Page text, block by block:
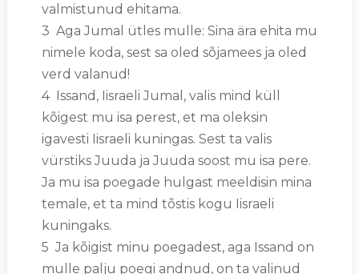
valmistunud ehitama.
3 Aga Jumal ütles mulle: Sina ära ehita mu
nimele koda, sest sa oled sõjamees ja oled
verd valanud!
4 Issand, Iisraeli Jumal, valis mind küll
kõigest mu isa perest, et ma oleksin
igavesti Iisraeli kuningas. Sest ta valis
vürstiks Juuda ja Juuda soost mu isa pere.
Ja mu isa poegade hulgast meeldisin mina
temale, et ta mind tõstis kogu Iisraeli
kuningaks.
5 Ja kõigist minu poegadest, aga Issand on
mulle palju poegi andnud, on ta valinud